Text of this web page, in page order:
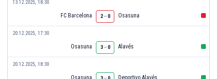
13.12.2025, 18:30
FC Barcelona 2– 0 Osasuna
20.12.2025, 17:30
Osasuna 3– 0 Alavés
20.12.2025, 18:30
Osasuna Deportivo Alavés